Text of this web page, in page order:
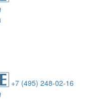
+7 (495) 248-02-16